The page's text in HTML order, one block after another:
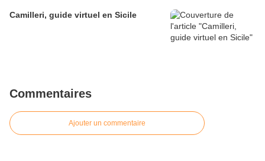
Camilleri, guide virtuel en Sicile
Commentaires
Ajouter un commentaire